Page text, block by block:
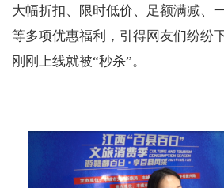
大幅折扣、限时低价、足额满减、
等多项优惠福利，引得网友们纷纷
刚刚上线就被“秒杀”。